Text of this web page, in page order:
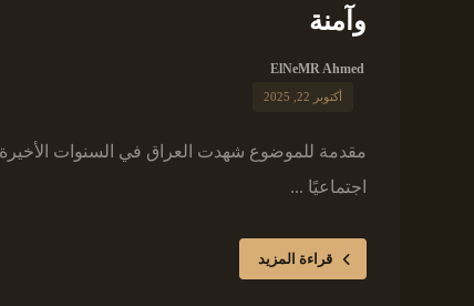
وآمنة
ElNeMR Ahmed
أكتوبر 22, 2025
مقدمة للموضوع شهدت العراق في السنوات الأخيرة
اجتماعيًا ...
قراءة المزيد